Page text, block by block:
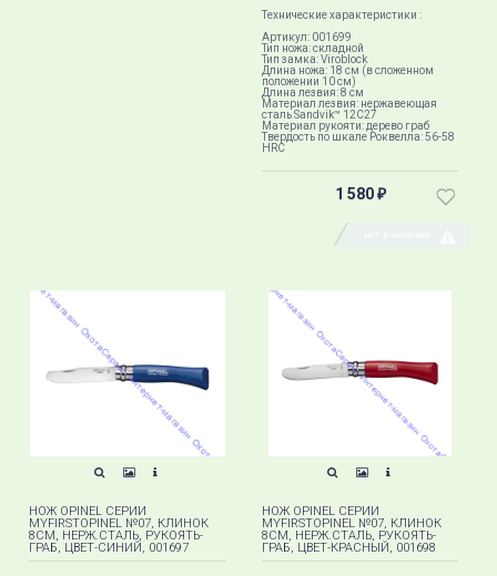
Технические характеристики :
Артикул: 001699
Тип ножа: складной
Тип замка: Viroblock
Длина ножа: 18 см (в сложенном
положении 10 см)
Длина лезвия: 8 см
Материал лезвия: нержавеющая
сталь Sandvik™ 12С27
Материал рукояти: дерево граб
Твердость по шкале Роквелла: 56-58
HRC
1 580 ₽
НОЖ OPINEL СЕРИИ
MYFIRSTOPINEL №07, КЛИНОК
8СМ, НЕРЖ.СТАЛЬ, РУКОЯТЬ-
ГРАБ, ЦВЕТ-СИНИЙ, 001697
НОЖ OPINEL СЕРИИ
MYFIRSTOPINEL №07, КЛИНОК
8СМ, НЕРЖ.СТАЛЬ, РУКОЯТЬ-
ГРАБ, ЦВЕТ-КРАСНЫЙ, 001698